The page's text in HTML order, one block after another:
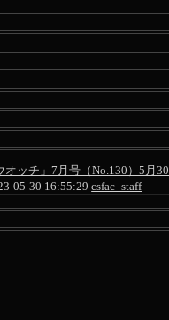
オッチ」7月号（No.130）5月30
05-30 16:55:29 csfac_staff